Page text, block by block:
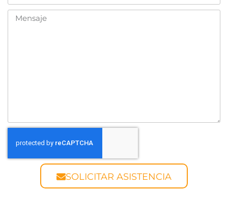
SOLICITAR ASISTENCIA